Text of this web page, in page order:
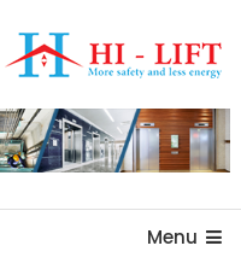
To
Content
hilift-egypt
Menu